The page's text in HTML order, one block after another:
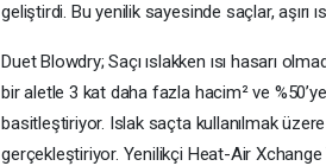
geliştirdi. Bu yenilik sayesinde saçlar, aşırı
Duet Blowdry; Saçı ıslakken ısı hasarı
bir aletle 3 kat daha fazla hacim² ve
basitleştiriyor. Islak saçta kullanılmak
gerçekleştiriyor. Yenilikçi Heat-Air Xchange